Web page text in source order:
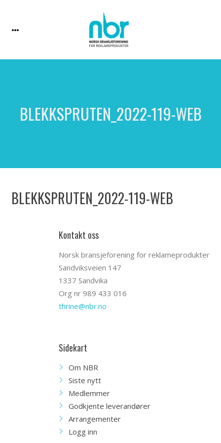
BLEKKSPRUTEN_2022-119-WEB
BLEKKSPRUTEN_2022-119-WEB
Kontakt oss
Norsk bransjeforening for reklameprodukter
Sandviksveien 147
1337 Sandvika
Org nr 989 433 016
thrine@nbr.no
Sidekart
Om NBR
Siste nytt
Medlemmer
Godkjente leverandører
Arrangementer
Logg inn